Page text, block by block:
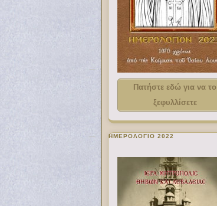
Πατήστε εδώ για να το
ξεφυλλίσετε
ΗΜΕΡΟΛΟΓΙΟ 2022